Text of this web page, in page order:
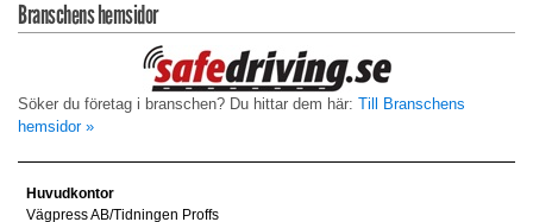
Branschens hemsidor
Söker du företag i branschen? Du hittar dem här: Till Branschens
hemsidor »
Huvudkontor
Vägpress AB/Tidningen Proffs